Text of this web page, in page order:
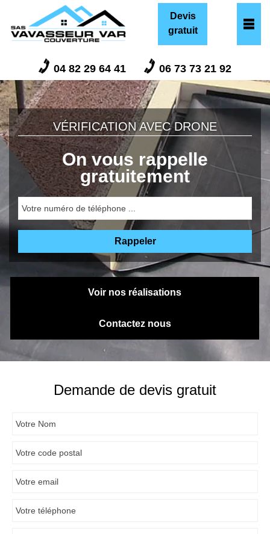
Devis
gratuit
04 82 29 64 41 06 73 73 21 92
VÉRIFICATION AVEC DRONE
On vous rappelle
gratuitement
Voir nos réalisations
Contactez nous
Demande de devis gratuit